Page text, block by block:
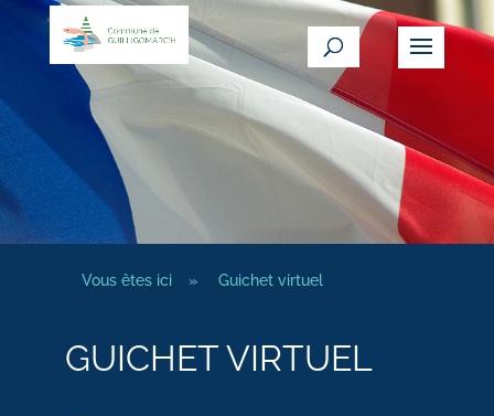
Vous êtes ici » Guichet virtuel
GUICHET VIRTUEL